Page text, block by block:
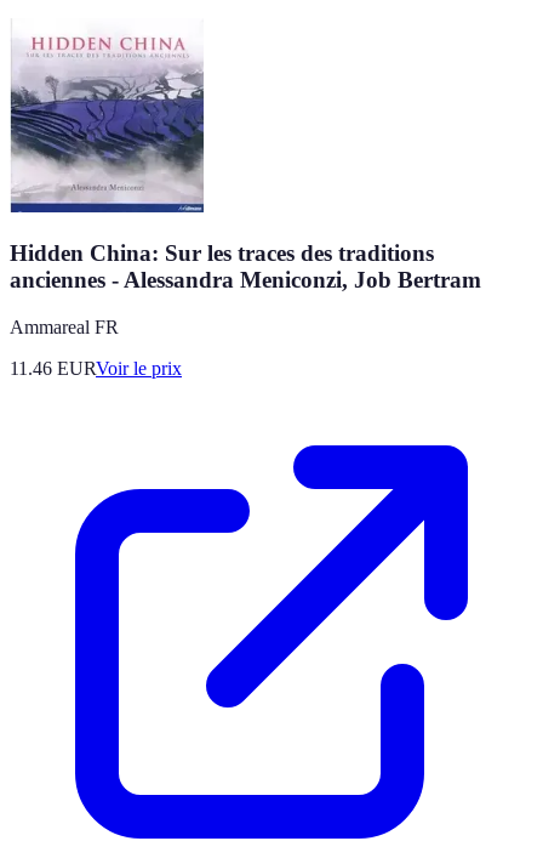
Hidden China: Sur les traces des traditions
anciennes - Alessandra Meniconzi, Job Bertram
Ammareal FR
11.46 EURVoir le prix